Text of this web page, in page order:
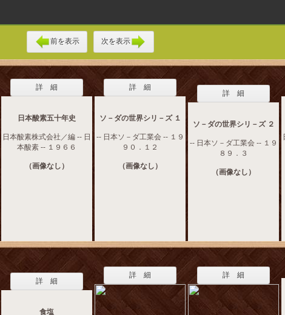
前を表示 次を表示
詳 細
日本酸素五十年史
日本酸素株式会社／編 -- 日
本酸素 -- １９６６
（画像なし）
詳 細
ソ－ダの世界シリ－ズ １
-- 日本ソ－ダ工業会 -- １９
９０．１２
（画像なし）
詳 細
ソ－ダの世界シリ－ズ ２
-- 日本ソ－ダ工業会 -- １９
８９．３
（画像なし）
詳 細
食塩
詳 細 詳 細